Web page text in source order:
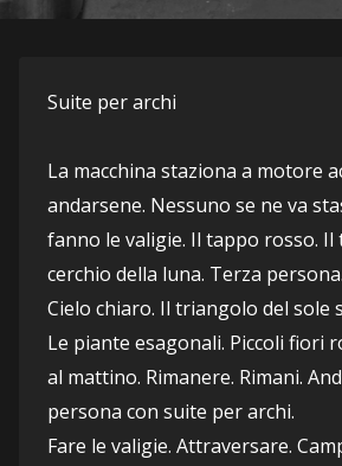
Suite per archi
La macchina staziona a motore
andarsene. Nessuno se ne va
fanno le valigie. Il tappo rosso. Il
cerchio della luna. Terza
Cielo chiaro. Il triangolo del sole
Le piante esagonali. Piccoli fiori
al mattino. Rimanere. Rimani.
persona con suite per archi.
Fare le valigie. Attraversare.